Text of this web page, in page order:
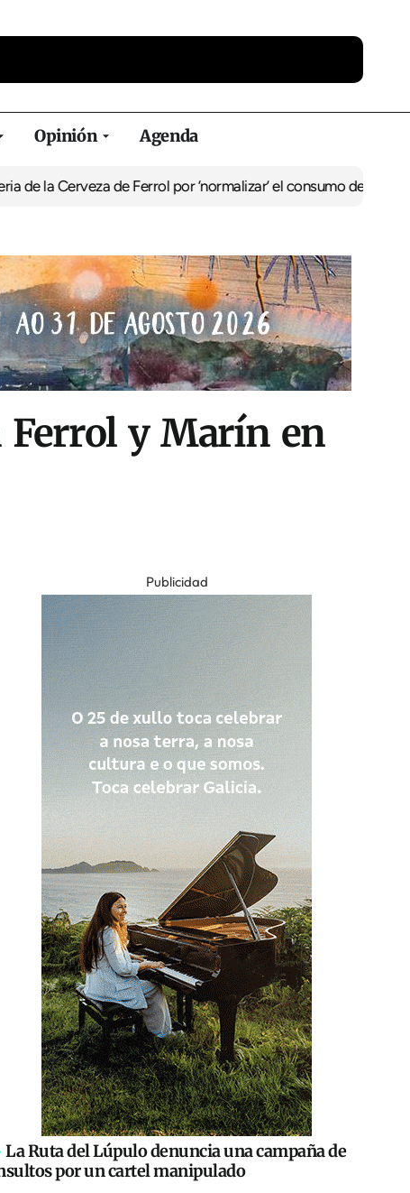
Opinión Agenda
de Ferrol por ‘normalizar’ el consumo de alcoholDe
Ferrol y Marín en
Publicidad
La Ruta del Lúpulo denuncia una campaña de
por un cartel manipulado